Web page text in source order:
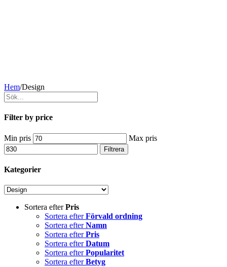
Hem/Design
Filter by price
Min pris Max pris
Filtrera
Kategorier
Sortera efterPris
Sortera efterFörvald ordning
Sortera efterNamn
Sortera efterPris
Sortera efterDatum
Sortera efterPopularitet
Sortera efterBetyg